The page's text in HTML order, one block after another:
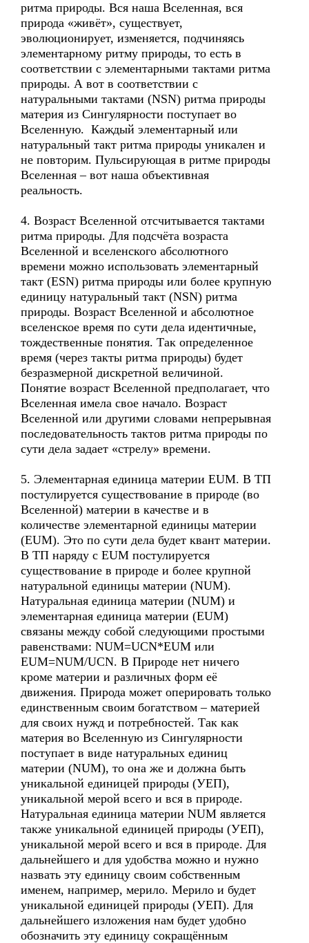
ритма природы. Вся наша Вселенная, вся
природа «живёт», существует,
эволюционирует, изменяется, подчиняясь
элементарному ритму природы, то есть в
соответствии с элементарными тактами ритма
природы. А вот в соответствии с
натуральными тактами (NSN) ритма природы
материя из Сингулярности поступает во
Вселенную. Каждый элементарный или
натуральный такт ритма природы уникален и
не повторим. Пульсирующая в ритме природы
Вселенная – вот наша объективная
реальность.
4. Возраст Вселенной отсчитывается тактами
ритма природы. Для подсчёта возраста
Вселенной и вселенского абсолютного
времени можно использовать элементарный
такт (ESN) ритма природы или более крупную
единицу натуральный такт (NSN) ритма
природы. Возраст Вселенной и абсолютное
вселенское время по сути дела идентичные,
тождественные понятия. Так определенное
время (через такты ритма природы) будет
безразмерной дискретной величиной.
Понятие возраст Вселенной предполагает, что
Вселенная имела свое начало. Возраст
Вселенной или другими словами непрерывная
последовательность тактов ритма природы по
сути дела задает «стрелу» времени.
5. Элементарная единица материи EUM. В ТП
постулируется существование в природе (во
Вселенной) материи в качестве и в
количестве элементарной единицы материи
(EUM). Это по сути дела будет квант материи.
В ТП наряду с EUM постулируется
существование в природе и более крупной
натуральной единицы материи (NUM).
Натуральная единица материи (NUM) и
элементарная единица материи (EUM)
связаны между собой следующими простыми
равенствами: NUM=UCN*EUM или
EUM=NUM/UCN. В Природе нет ничего
кроме материи и различных форм её
движения. Природа может оперировать только
единственным своим богатством – материей
для своих нужд и потребностей. Так как
материя во Вселенную из Сингулярности
поступает в виде натуральных единиц
материи (NUM), то она же и должна быть
уникальной единицей природы (УЕП),
уникальной мерой всего и вся в природе.
Натуральная единица материи NUM является
также уникальной единицей природы (УЕП),
уникальной мерой всего и вся в природе. Для
дальнейшего и для удобства можно и нужно
назвать эту единицу своим собственным
именем, например, мерило. Мерило и будет
уникальной единицей природы (УЕП). Для
дальнейшего изложения нам будет удобно
обозначить эту единицу сокращённым